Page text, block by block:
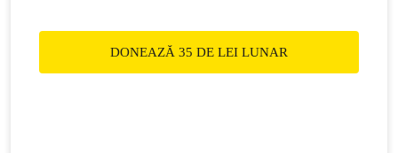
DONEAZĂ 35 DE LEI LUNAR